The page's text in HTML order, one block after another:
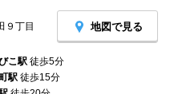
９丁目 地図で見る
こ駅 徒歩5分
駅 徒歩15分